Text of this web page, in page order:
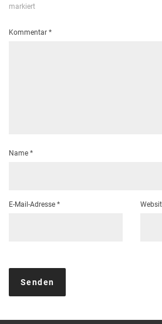
markiert
Kommentar *
Name *
E-Mail-Adresse *